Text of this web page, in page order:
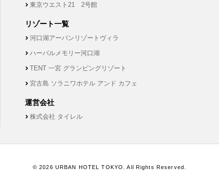
東京ウエスト21 2号館
リゾート一覧
河口湖アーバンリゾートヴィラ
ハーバルメモリー河口湖
TENT 一宮 グランピングリゾート
宮古島 ソラニワホテル アンド カフェ
運営会社
株式会社 タイレル
© 2026 URBAN HOTEL TOKYO. All Rights Reserved.